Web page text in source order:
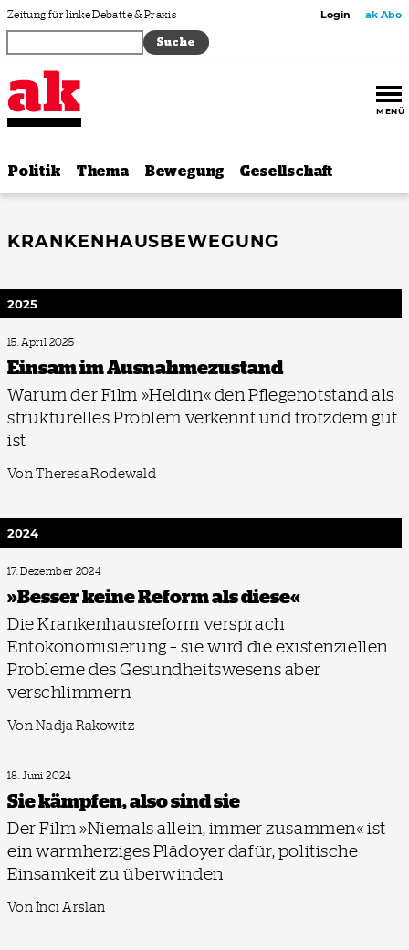
Zum Inhalt springen
Zeitung für linke Debatte & Praxis Login ak Abo
MENÜ
Politik Thema Bewegung Gesellschaft
KRANKENHAUSBEWEGUNG
2025
15. April 2025
Einsam im Ausnahmezustand
Warum der Film »Heldin« den Pflegenotstand als
strukturelles Problem verkennt und trotzdem gut
ist
Von Theresa Rodewald
2024
17. Dezember 2024
»Besser keine Reform als diese«
Die Krankenhausreform versprach
Entökonomisierung – sie wird die existenziellen
Probleme des Gesundheitswesens aber
verschlimmern
Von Nadja Rakowitz
18. Juni 2024
Sie kämpfen, also sind sie
Der Film »Niemals allein, immer zusammen« ist
ein warmherziges Plädoyer dafür, politische
Einsamkeit zu überwinden
Von İnci Arslan